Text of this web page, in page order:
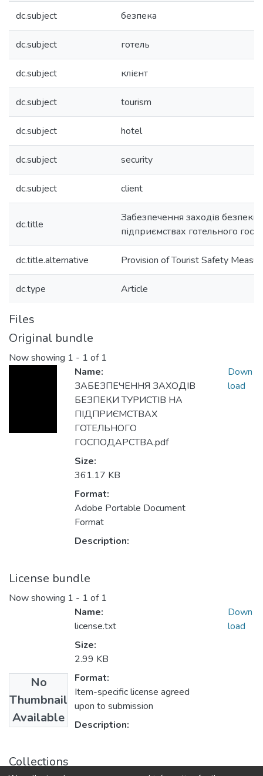
dc.subject безпека
dc.subject готель
dc.subject клієнт
dc.subject tourism
dc.subject hotel
dc.subject security
dc.subject client
dc.title
Забезпечення заходів безпеки
підприємствах готельного
dc.title.alternative Provision of Tourist Safety
dc.type Article
Files
Original bundle
Now showing 1 - 1 of 1
Name:
ЗАБЕЗПЕЧЕННЯ ЗАХОДІВ
БЕЗПЕКИ ТУРИСТІВ НА
ПІДПРИЄМСТВАХ
ГОТЕЛЬНОГО
ГОСПОДАРСТВА.pdf
Size:
361.17 KB
Format:
Adobe Portable Document
Format
Description:
Down
load
License bundle
Now showing 1 - 1 of 1
No
Thumbnail
Available
Name:
license.txt
Size:
2.99 KB
Format:
Item-specific license agreed
upon to submission
Description:
Down
load
Collections